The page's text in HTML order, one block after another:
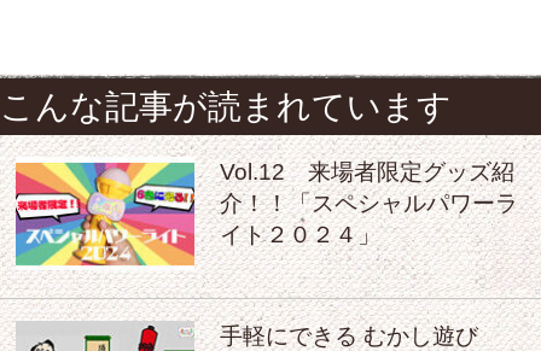
こんな記事が読まれています
Vol.12 来場者限定グッズ紹
介！！「スペシャルパワーラ
イト２０２４」
手軽にできる むかし遊び